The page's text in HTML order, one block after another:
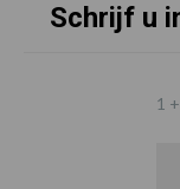
Schrijf u
1